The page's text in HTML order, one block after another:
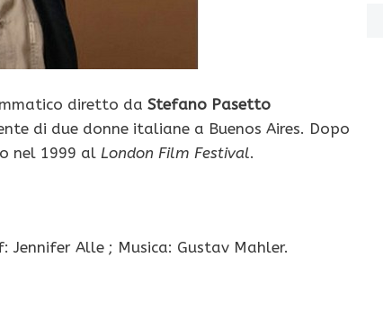
diretto da Stefano Pasetto
di due donne italiane a Buenos Aires. Dopo
nel 1999 al London Film Festival.
Alle ; Musica: Gustav Mahler.